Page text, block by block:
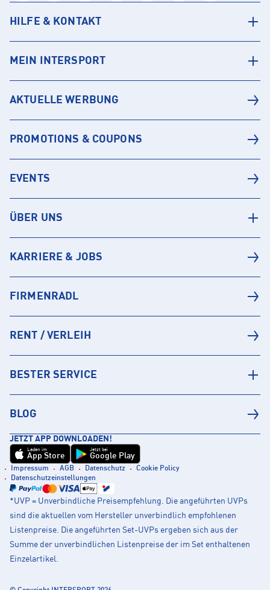
HILFE & KONTAKT
MEIN INTERSPORT
AKTUELLE WERBUNG
PROMOTIONS & COUPONS
EVENTS
ÜBER UNS
KARRIERE & JOBS
FIRMENRADL
RENT / VERLEIH
BESTER SERVICE
BLOG
JETZT APP DOWNLOADEN!
Laden im
App Store
Jetzt bei
Google Play
Impressum AGB Datenschutz
Cookie Policy
Datenschutzeinstellungen
*UVP = Unverbindliche Preisempfehlung. Die angeführten UVPs
sind die aktuellen vom Hersteller unverbindlich empfohlenen
Listenpreise. Die angeführten Set-UVPs ergeben sich aus der
Summe der unverbindlichen Listenpreise der im Set enthaltenen
Einzelartikel.